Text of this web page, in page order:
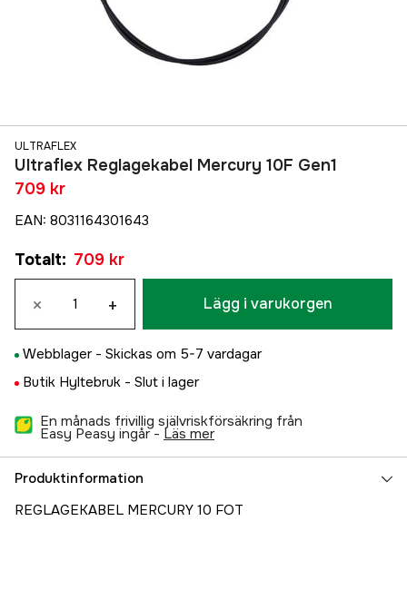
ULTRAFLEX
Ultraflex Reglagekabel Mercury 10F Gen1
709 kr
EAN: 8031164301643
Totalt: 709 kr
× + Lägg i varukorgen
Webblager - Skickas om 5-7 vardagar
Butik Hyltebruk - Slut i lager
En månads frivillig självriskförsäkring från
Easy Peasy ingår - läs mer
Produktinformation
REGLAGEKABEL MERCURY 10 FOT